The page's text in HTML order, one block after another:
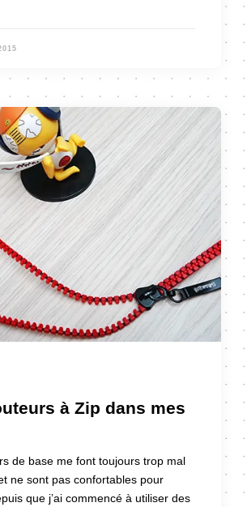
à Zip dans mes
de base me font toujours trop mal
ne sont pas confortables pour
que j’ai commencé à utiliser des